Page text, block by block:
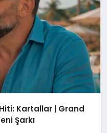
Hiti: Kartallar | Grand
Şarkı